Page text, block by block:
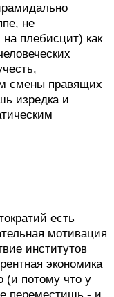
не
плебисцит) как
смены правящих
изредка и
есть
мотивация
институтов
экономика
(и потому что у
переместишь - и